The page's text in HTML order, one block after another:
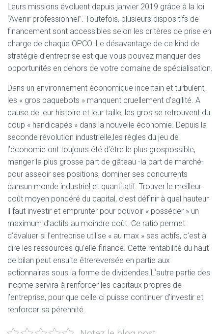
Leurs missions évoluent depuis janvier 2019 grâce à la loi
“Avenir professionnel”. Toutefois, plusieurs dispositifs de
financement sont accessibles selon les critères de prise en
charge de chaque OPCO. Le désavantage de ce kind de
stratégie d’entreprise est que vous pouvez manquer des
opportunités en dehors de votre domaine de spécialisation.
Dans un environnement économique incertain et turbulent,
les « gros paquebots » manquent cruellement d’agilité. A
cause de leur histoire et leur taille, les gros se retrouvent du
coup « handicapés » dans la nouvelle économie. Depuis la
seconde révolution industrielle,les règles du jeu de
l’économie ont toujours été d’être le plus grospossible,
manger la plus grosse part de gâteau -la part de marché-
pour asseoir ses positions, dominer ses concurrents
dansun monde industriel et quantitatif. Trouver le meilleur
coût moyen pondéré du capital, c’est définir à quel hauteur
il faut investir et emprunter pour pouvoir « posséder » un
maximum d’actifs au moindre coût. Ce ratio permet
d’évaluer si l’entreprise utilise « au max » ses actifs, c’est à
dire les ressources qu’elle finance. Cette rentabilité du haut
de bilan peut ensuite êtrereversée en partie aux
actionnaires sous la forme de dividendes.L’autre partie des
income servira à renforcer les capitaux propres de
l’entreprise, pour que celle ci puisse continuer d’investir et
renforcer sa pérennité.